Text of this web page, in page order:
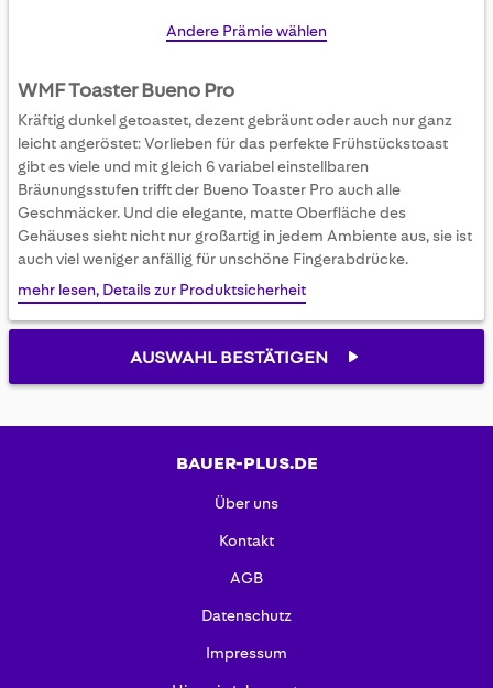
Skip
of
the
images
gallery
Andere Prämie wählen
WMF Toaster Bueno Pro
Kräftig dunkel getoastet, dezent gebräunt oder auch nur ganz
leicht angeröstet: Vorlieben für das perfekte Frühstückstoast
gibt es viele und mit gleich 6 variabel einstellbaren
Bräunungsstufen trifft der Bueno Toaster Pro auch alle
Geschmäcker. Und die elegante, matte Oberfläche des
Gehäuses sieht nicht nur großartig in jedem Ambiente aus, sie ist
auch viel weniger anfällig für unschöne Fingerabdrücke.
mehr lesen, Details zur Produktsicherheit
AUSWAHL BESTÄTIGEN
BAUER-PLUS.DE
Über uns
Kontakt
AGB
Datenschutz
Impressum